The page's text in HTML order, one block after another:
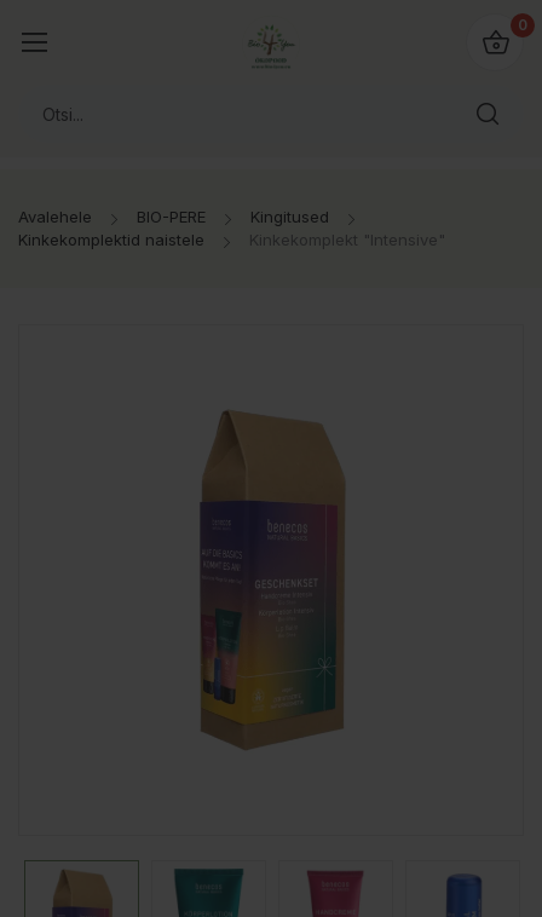
0
Avalehele BIO-PERE
Kingitused
Kinkekomplektid naistele
Kinkekomplekt "Intensive"